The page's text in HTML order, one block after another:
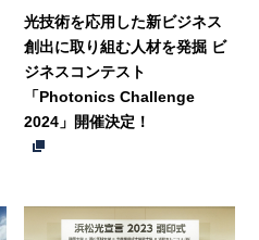
光技術を応用した新ビジネス
創出に取り組む人材を発掘 ビ
ジネスコンテスト
「Photonics Challenge
2024」開催決定！